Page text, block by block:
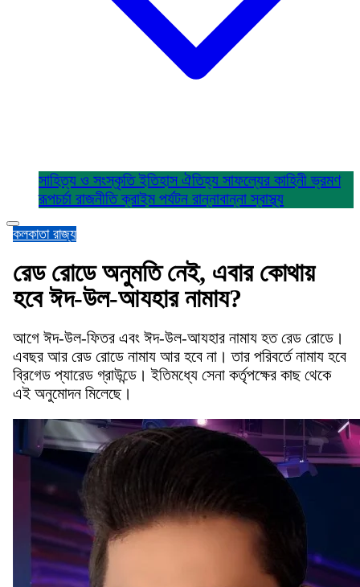
সাহিত্য ও সংস্কৃতিইতিহাস ঐতিহ্য সাফল্যের কাহিনীভ্রমণ
রূপচর্চা রাজনীতিক্রাইম পর্যটন রান্নাবান্নাস্বাস্থ্য
কলকাতা রাজ্য
রেড রোডে অনুমতি নেই, এবার কোথায়
হবে ঈদ-উল-আযহার নামায?
আগে ঈদ-উল-ফিতর এবং ঈদ-উল-আযহার নামায হত রেড রোডে।
এবছর আর রেড রোডে নামায আর হবে না। তার পরিবর্তে নামায হবে
ব্রিগেড প্যারেড গ্রাউন্ডে। ইতিমধ্যে সেনা কর্তৃপক্ষের কাছ থেকে
এই অনুমোদন মিলেছে।